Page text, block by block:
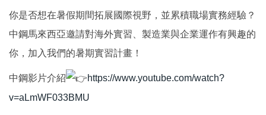
國際鏈結
你是否想在暑假期間拓展國際視野，並累積職場實務經驗？
中鋼馬來西亞邀請對海外實習、製造業與企業運作有興趣的
你，加入我們的暑期實習計畫！
中鋼影片介紹
https://www.youtube.com/watch?
v=aLmWF033BMU